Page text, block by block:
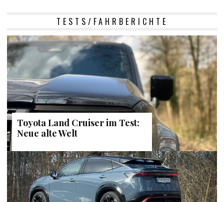
TESTS/FAHRBERICHTE
Toyota Land Cruiser im Test:
Neue alte Welt